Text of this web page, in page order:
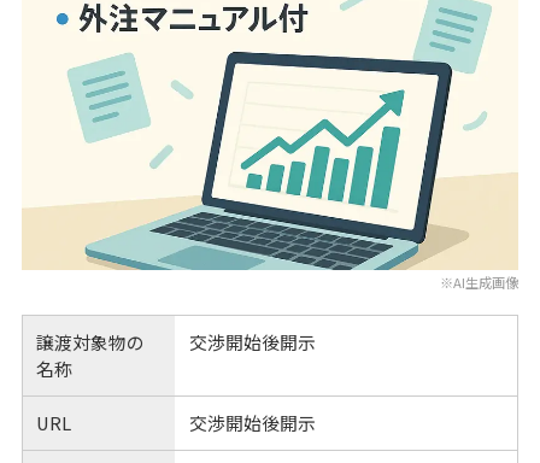
※AI生成画像
譲渡対象物の
名称
交渉開始後開示
URL 交渉開始後開示